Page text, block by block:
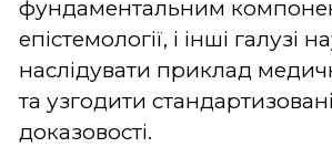
фундаментальним
епістемології, і інші галузі
наслідувати приклад
та узгодити стандартизовані
доказовості.